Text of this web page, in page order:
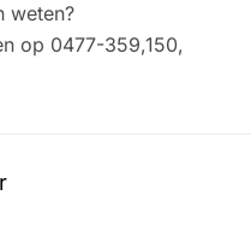
weten?
op 0477-359,150,